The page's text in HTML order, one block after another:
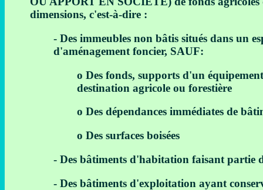
dimensions, c'est-à-dire :
- Des immeubles non bâtis situés dans un
d'aménagement foncier, SAUF:
o Des fonds, supports d'un
destination agricole ou forestière
o Des dépendances immédiates de
o Des surfaces boisées
- Des bâtiments d'habitation faisant partie
- Des bâtiments d'exploitation ayant